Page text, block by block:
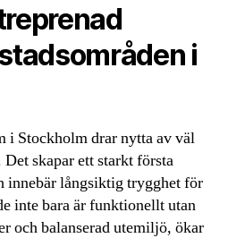
i
i Stockholm drar nytta av väl
skapar ett starkt första
innebär långsiktig trygghet för
inte bara är funktionellt utan
och balanserad utemiljö, ökar